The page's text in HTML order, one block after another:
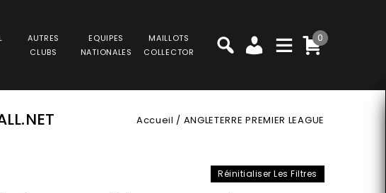
AUTRES
CLUBS
EQUIPES
NATIONALES
MAILLOTS
COLLECTOR
0
Accueil / ANGLETERRE PREMIER LEAGUE
Réinitialiser Les Filtres